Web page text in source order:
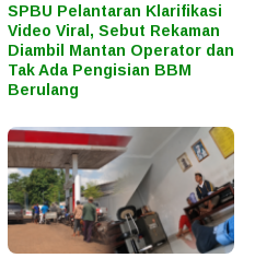
SPBU Pelantaran Klarifikasi
Video Viral, Sebut Rekaman
Diambil Mantan Operator dan
Tak Ada Pengisian BBM
Berulang